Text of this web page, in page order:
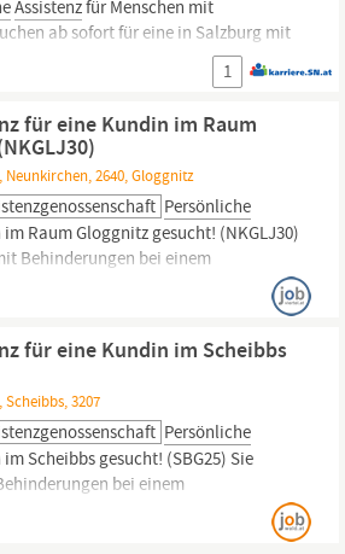
Assistenzfür Menschen mit
ab sofort für eine in Salzburg mit
32-jährige Studentin eine
Ausmaß von 18 Stunden pro Woche.
1
für eine Kundin im Raum
2640, Gloggnitz
Persönliche
Raum Gloggnitz gesucht! (NKGLJ30)
Behinderungen bei einem
Dann sind Sie bei uns
Assistentin erledigen...
für eine Kundin im Scheibbs
3207
Persönliche
Scheibbs gesucht! (SBG25) Sie
bei einem
Dann sind Sie bei uns